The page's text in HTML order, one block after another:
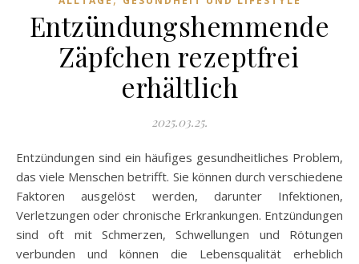
Entzündungshemmende
Zäpfchen rezeptfrei
erhältlich
2025.03.25.
Entzündungen sind ein häufiges gesundheitliches Problem,
das viele Menschen betrifft. Sie können durch verschiedene
Faktoren ausgelöst werden, darunter Infektionen,
Verletzungen oder chronische Erkrankungen. Entzündungen
sind oft mit Schmerzen, Schwellungen und Rötungen
verbunden und können die Lebensqualität erheblich